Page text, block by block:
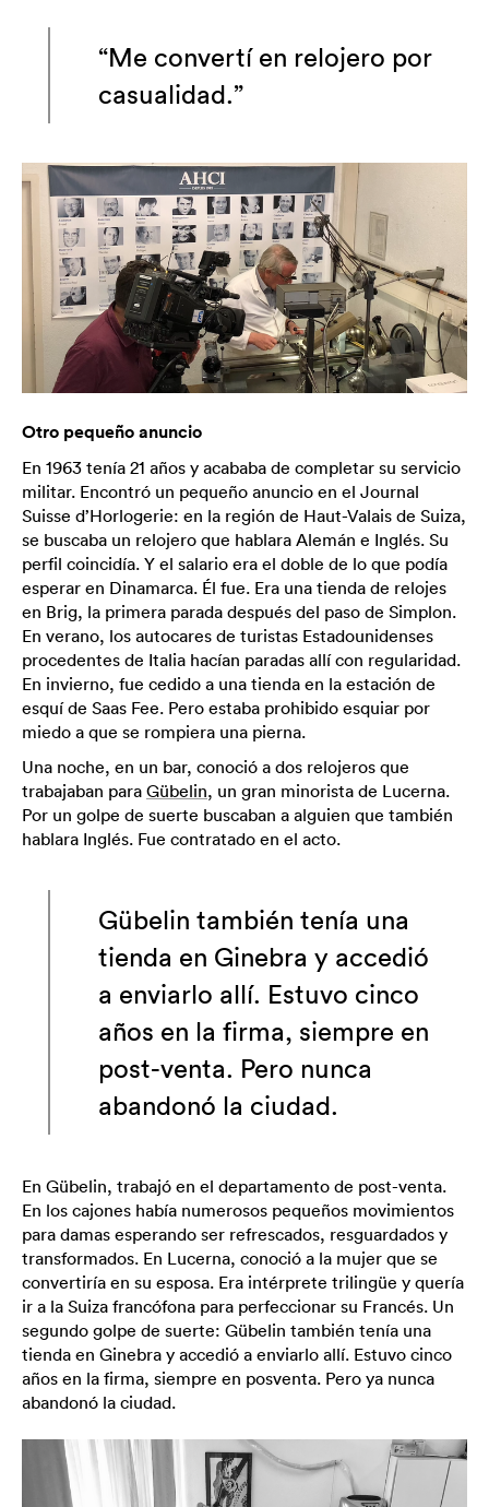
“Me convertí en relojero por
casualidad.”
Otro pequeño anuncio
En 1963 tenía 21 años y acababa de completar su servicio
militar. Encontró un pequeño anuncio en el Journal
Suisse d’Horlogerie: en la región de Haut-Valais de Suiza,
se buscaba un relojero que hablara Alemán e Inglés. Su
perfil coincidía. Y el salario era el doble de lo que podía
esperar en Dinamarca. Él fue. Era una tienda de relojes
en Brig, la primera parada después del paso de Simplon.
En verano, los autocares de turistas Estadounidenses
procedentes de Italia hacían paradas allí con regularidad.
En invierno, fue cedido a una tienda en la estación de
esquí de Saas Fee. Pero estaba prohibido esquiar por
miedo a que se rompiera una pierna.
Una noche, en un bar, conoció a dos relojeros que
trabajaban para Gübelin, un gran minorista de Lucerna.
Por un golpe de suerte buscaban a alguien que también
hablara Inglés. Fue contratado en el acto.
Gübelin también tenía una
tienda en Ginebra y accedió
a enviarlo allí. Estuvo cinco
años en la firma, siempre en
post-venta. Pero nunca
abandonó la ciudad.
En Gübelin, trabajó en el departamento de post-venta.
En los cajones había numerosos pequeños movimientos
para damas esperando ser refrescados, resguardados y
transformados. En Lucerna, conoció a la mujer que se
convertiría en su esposa. Era intérprete trilingüe y quería
ir a la Suiza francófona para perfeccionar su Francés. Un
segundo golpe de suerte: Gübelin también tenía una
tienda en Ginebra y accedió a enviarlo allí. Estuvo cinco
años en la firma, siempre en posventa. Pero ya nunca
abandonó la ciudad.